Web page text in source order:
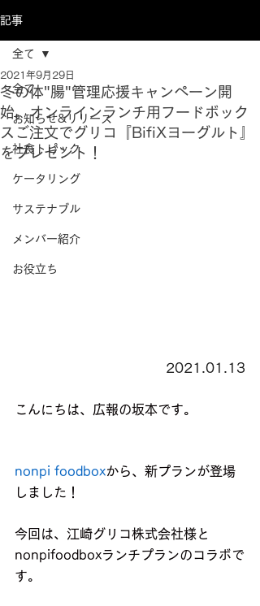
記事
全て
お知らせ&リリース
社食トピック
ケータリング
サステナブル
メンバー紹介
お役立ち
全て
冬の体"腸"管理応援キャンペーン開
始。オンラインランチ用フードボック
スご注文でグリコ『BifiXヨーグルト』
をプレゼント！
2021年9月29日
2021.01.13
こんにちは、広報の坂本です。
nonpi foodboxから、新プランが登場
しました！
今回は、江崎グリコ株式会社様と
nonpifoodboxランチプランのコラボで
す。